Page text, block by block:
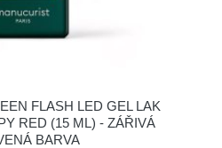
FLASH LED GEL LAK
RED (15 ML) - ZÁŘIVÁ
BARVA